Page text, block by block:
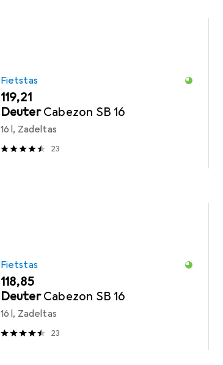
Fietstas
EUR
119,21
Deuter Cabezon SB 16
16 l, Zadeltas
23
Fietstas
EUR
118,85
Deuter Cabezon SB 16
16 l, Zadeltas
23